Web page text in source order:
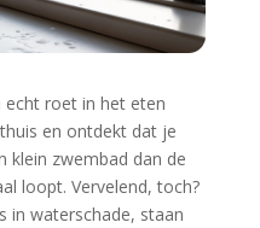
echt roet in het eten
en ontdekt dat je
klein zwembad dan de
loopt.​ Vervelend, toch?
in waterschade, staan